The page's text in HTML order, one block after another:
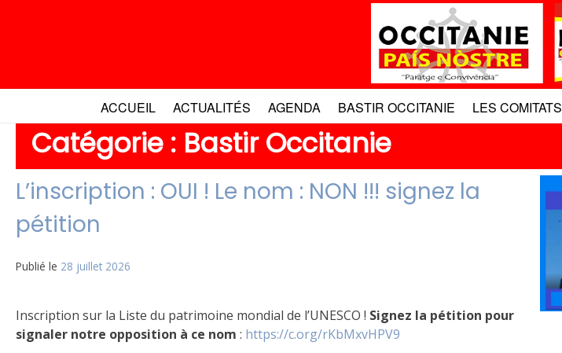
ACCUEIL ACTUALITÉS AGENDA BASTIR OCCITANIE LES COMITATS
Catégorie : Bastir Occitanie
L’inscription : OUI ! Le nom : NON !!! signez la
pétition
Publié le 28 juillet 2026
Inscription sur la Liste du patrimoine mondial de l’UNESCO ! Signez la pétition pour
signaler notre opposition à ce nom : https://c.org/rKbMxvHPV9